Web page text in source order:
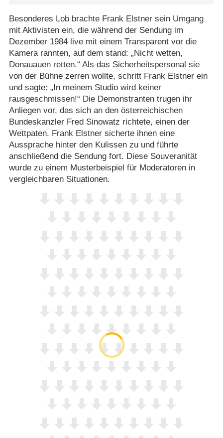
Besonderes Lob brachte Frank Elstner sein Umgang
mit Aktivisten ein, die während der Sendung im
Dezember 1984 live mit einem Transparent vor die
Kamera rannten, auf dem stand: „Nicht wetten,
Donauauen retten.“ Als das Sicherheitspersonal sie
von der Bühne zerren wollte, schritt Frank Elstner ein
und sagte: „In meinem Studio wird keiner
rausgeschmissen!“ Die Demonstranten trugen ihr
Anliegen vor, das sich an den österreichischen
Bundeskanzler Fred Sinowatz richtete, einen der
Wettpaten. Frank Elstner sicherte ihnen eine
Aussprache hinter den Kulissen zu und führte
anschließend die Sendung fort. Diese Souveranität
wurde zu einem Musterbeispiel für Moderatoren in
vergleichbaren Situationen.